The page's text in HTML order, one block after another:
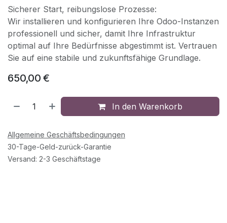
Sicherer Start, reibungslose Prozesse:
Wir installieren und konfigurieren Ihre Odoo-Instanzen
professionell und sicher, damit Ihre Infrastruktur
optimal auf Ihre Bedürfnisse abgestimmt ist. Vertrauen
Sie auf eine stabile und zukunftsfähige Grundlage.
650,00 €
In den Warenkorb
Allgemeine Geschäftsbedingungen
30-Tage-Geld-zurück-Garantie
Versand: 2-3 Geschäftstage